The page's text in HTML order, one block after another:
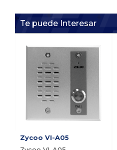
Te puede Interesar
Zycoo VI-A05